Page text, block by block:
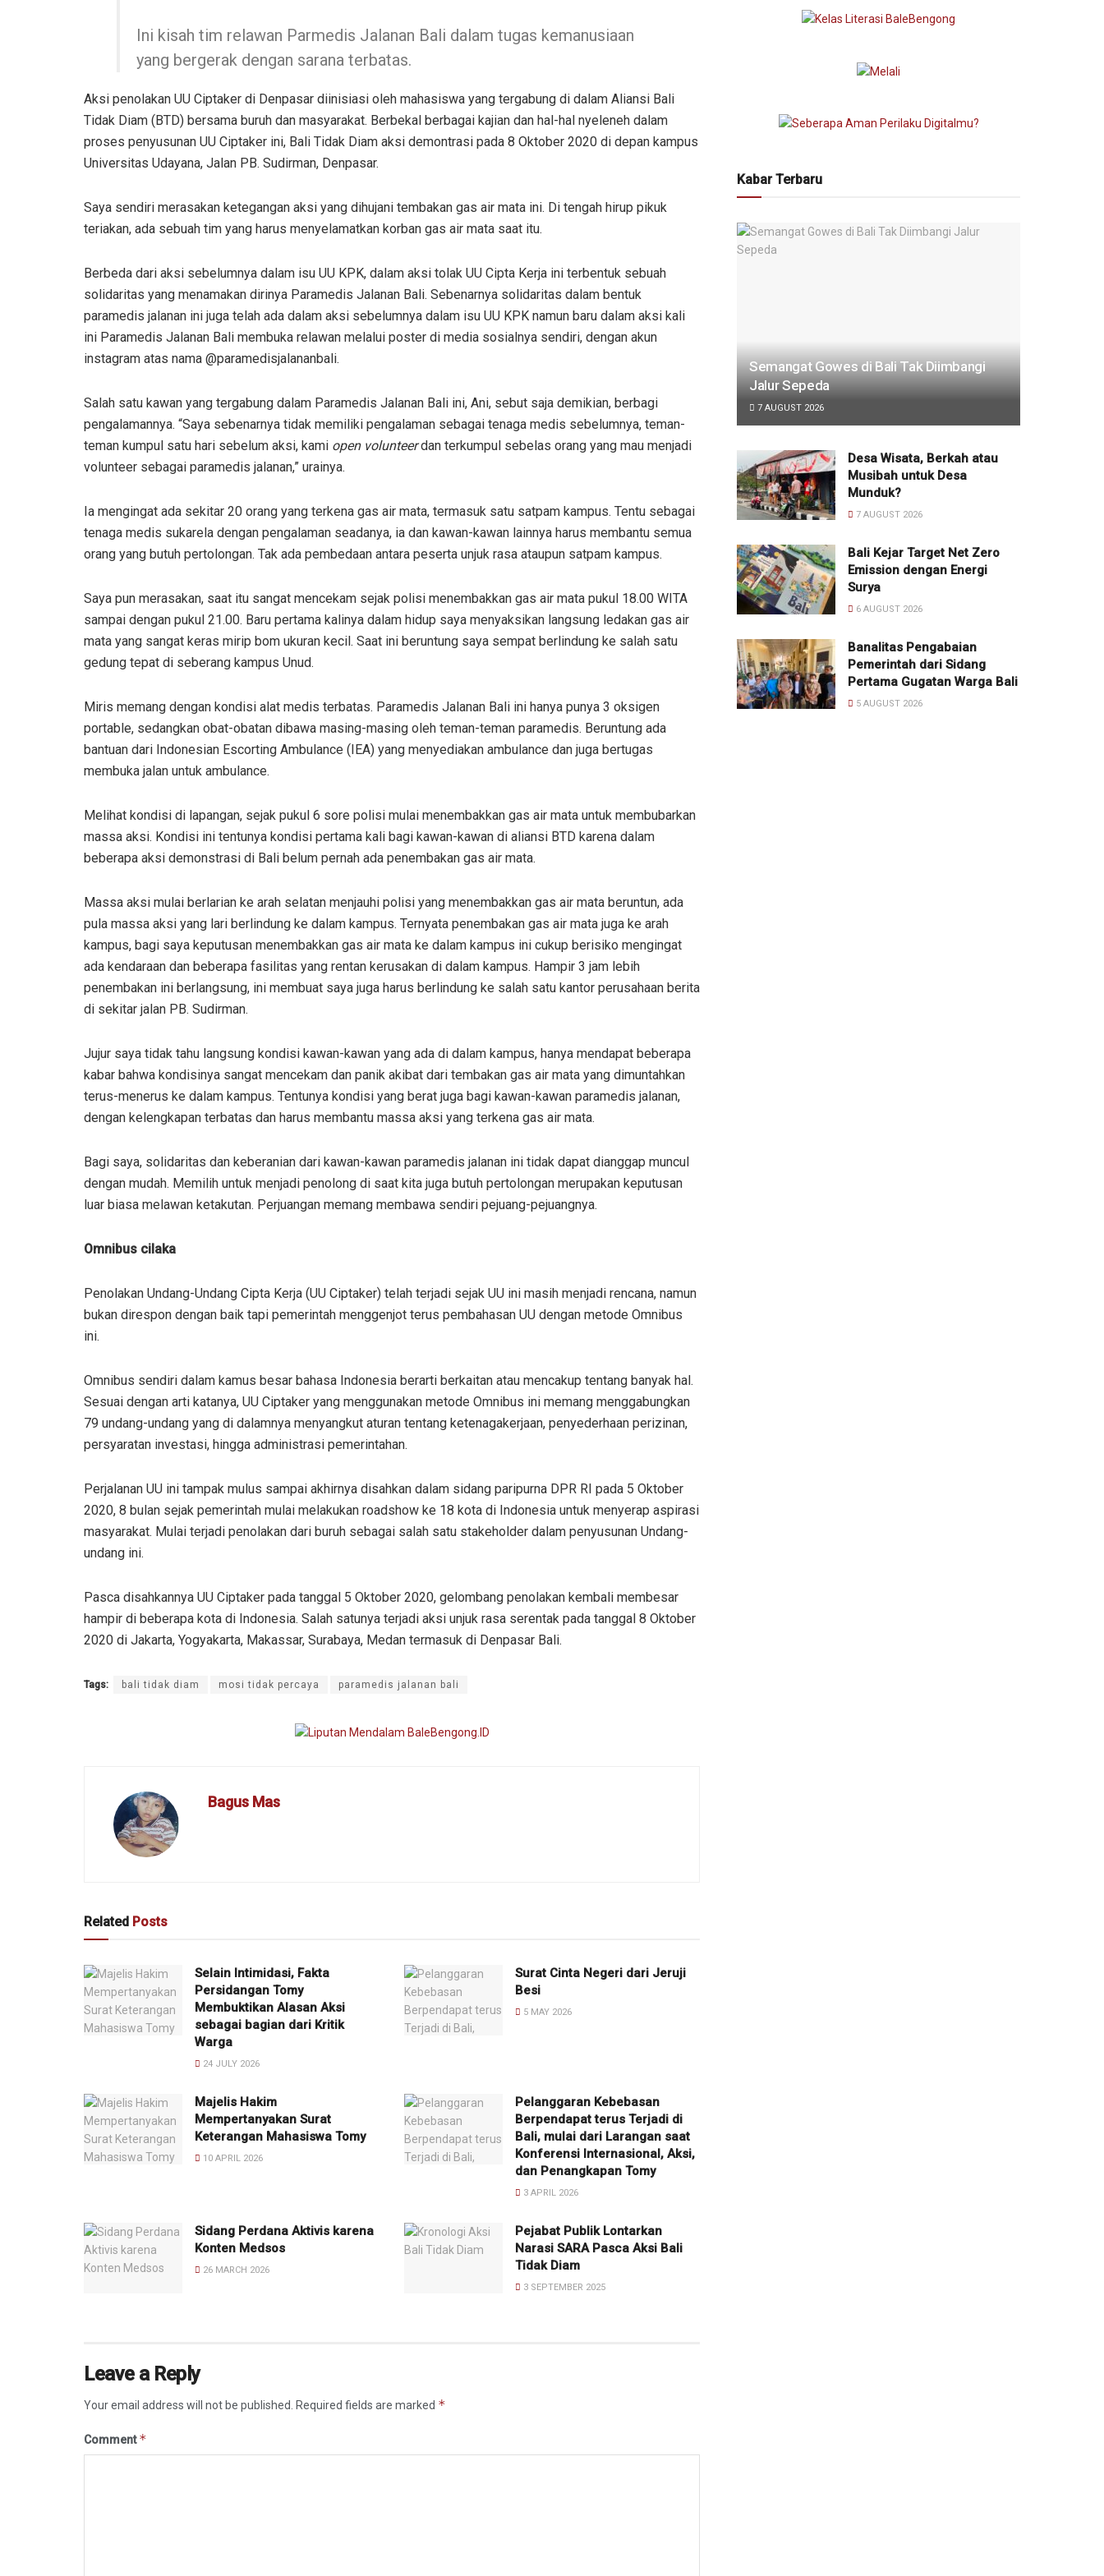
Ini kisah tim relawan Parmedis Jalanan Bali dalam tugas kemanusiaan
yang bergerak dengan sarana terbatas.
Aksi penolakan UU Ciptaker di Denpasar diinisiasi oleh mahasiswa yang tergabung di dalam Aliansi Bali
Tidak Diam (BTD) bersama buruh dan masyarakat. Berbekal berbagai kajian dan hal-hal nyeleneh dalam
proses penyusunan UU Ciptaker ini, Bali Tidak Diam aksi demontrasi pada 8 Oktober 2020 di depan kampus
Universitas Udayana, Jalan PB. Sudirman, Denpasar.
Saya sendiri merasakan ketegangan aksi yang dihujani tembakan gas air mata ini. Di tengah hirup pikuk
teriakan, ada sebuah tim yang harus menyelamatkan korban gas air mata saat itu.
Berbeda dari aksi sebelumnya dalam isu UU KPK, dalam aksi tolak UU Cipta Kerja ini terbentuk sebuah
solidaritas yang menamakan dirinya Paramedis Jalanan Bali. Sebenarnya solidaritas dalam bentuk
paramedis jalanan ini juga telah ada dalam aksi sebelumnya dalam isu UU KPK namun baru dalam aksi kali
ini Paramedis Jalanan Bali membuka relawan melalui poster di media sosialnya sendiri, dengan akun
instagram atas nama @paramedisjalananbali.
Salah satu kawan yang tergabung dalam Paramedis Jalanan Bali ini, Ani, sebut saja demikian, berbagi
pengalamannya. “Saya sebenarnya tidak memiliki pengalaman sebagai tenaga medis sebelumnya, teman-
teman kumpul satu hari sebelum aksi, kami open volunteerdan terkumpul sebelas orang yang mau menjadi
volunteer sebagai paramedis jalanan,” urainya.
Ia mengingat ada sekitar 20 orang yang terkena gas air mata, termasuk satu satpam kampus. Tentu sebagai
tenaga medis sukarela dengan pengalaman seadanya, ia dan kawan-kawan lainnya harus membantu semua
orang yang butuh pertolongan. Tak ada pembedaan antara peserta unjuk rasa ataupun satpam kampus.
Saya pun merasakan, saat itu sangat mencekam sejak polisi menembakkan gas air mata pukul 18.00 WITA
sampai dengan pukul 21.00. Baru pertama kalinya dalam hidup saya menyaksikan langsung ledakan gas air
mata yang sangat keras mirip bom ukuran kecil. Saat ini beruntung saya sempat berlindung ke salah satu
gedung tepat di seberang kampus Unud.
Miris memang dengan kondisi alat medis terbatas. Paramedis Jalanan Bali ini hanya punya 3 oksigen
portable, sedangkan obat-obatan dibawa masing-masing oleh teman-teman paramedis. Beruntung ada
bantuan dari Indonesian Escorting Ambulance (IEA) yang menyediakan ambulance dan juga bertugas
membuka jalan untuk ambulance.
Melihat kondisi di lapangan, sejak pukul 6 sore polisi mulai menembakkan gas air mata untuk membubarkan
massa aksi. Kondisi ini tentunya kondisi pertama kali bagi kawan-kawan di aliansi BTD karena dalam
beberapa aksi demonstrasi di Bali belum pernah ada penembakan gas air mata.
Massa aksi mulai berlarian ke arah selatan menjauhi polisi yang menembakkan gas air mata beruntun, ada
pula massa aksi yang lari berlindung ke dalam kampus. Ternyata penembakan gas air mata juga ke arah
kampus, bagi saya keputusan menembakkan gas air mata ke dalam kampus ini cukup berisiko mengingat
ada kendaraan dan beberapa fasilitas yang rentan kerusakan di dalam kampus. Hampir 3 jam lebih
penembakan ini berlangsung, ini membuat saya juga harus berlindung ke salah satu kantor perusahaan berita
di sekitar jalan PB. Sudirman.
Jujur saya tidak tahu langsung kondisi kawan-kawan yang ada di dalam kampus, hanya mendapat beberapa
kabar bahwa kondisinya sangat mencekam dan panik akibat dari tembakan gas air mata yang dimuntahkan
terus-menerus ke dalam kampus. Tentunya kondisi yang berat juga bagi kawan-kawan paramedis jalanan,
dengan kelengkapan terbatas dan harus membantu massa aksi yang terkena gas air mata.
Bagi saya, solidaritas dan keberanian dari kawan-kawan paramedis jalanan ini tidak dapat dianggap muncul
dengan mudah. Memilih untuk menjadi penolong di saat kita juga butuh pertolongan merupakan keputusan
luar biasa melawan ketakutan. Perjuangan memang membawa sendiri pejuang-pejuangnya.
Omnibus cilaka
Penolakan Undang-Undang Cipta Kerja (UU Ciptaker) telah terjadi sejak UU ini masih menjadi rencana, namun
bukan direspon dengan baik tapi pemerintah menggenjot terus pembahasan UU dengan metode Omnibus
ini.
Omnibus sendiri dalam kamus besar bahasa Indonesia berarti berkaitan atau mencakup tentang banyak hal.
Sesuai dengan arti katanya, UU Ciptaker yang menggunakan metode Omnibus ini memang menggabungkan
79 undang-undang yang di dalamnya menyangkut aturan tentang ketenagakerjaan, penyederhaan perizinan,
persyaratan investasi, hingga administrasi pemerintahan.
Perjalanan UU ini tampak mulus sampai akhirnya disahkan dalam sidang paripurna DPR RI pada 5 Oktober
2020, 8 bulan sejak pemerintah mulai melakukan roadshow ke 18 kota di Indonesia untuk menyerap aspirasi
masyarakat. Mulai terjadi penolakan dari buruh sebagai salah satu stakeholder dalam penyusunan Undang-
undang ini.
Pasca disahkannya UU Ciptaker pada tanggal 5 Oktober 2020, gelombang penolakan kembali membesar
hampir di beberapa kota di Indonesia. Salah satunya terjadi aksi unjuk rasa serentak pada tanggal 8 Oktober
2020 di Jakarta, Yogyakarta, Makassar, Surabaya, Medan termasuk di Denpasar Bali.
Tags: bali tidak diam mosi tidak percaya paramedis jalanan bali
Bagus Mas
Related Posts
Selain Intimidasi, Fakta
Persidangan Tomy
Membuktikan Alasan Aksi
sebagai bagian dari Kritik
Warga
24 JULY 2026
Surat Cinta Negeri dari Jeruji
Besi
5 MAY 2026
Majelis Hakim
Mempertanyakan Surat
Keterangan Mahasiswa Tomy
10 APRIL 2026
Pelanggaran Kebebasan
Berpendapat terus Terjadi di
Bali, mulai dari Larangan saat
Konferensi Internasional, Aksi,
dan Penangkapan Tomy
3 APRIL 2026
Sidang Perdana Aktivis karena
Konten Medsos
26 MARCH 2026
Pejabat Publik Lontarkan
Narasi SARA Pasca Aksi Bali
Tidak Diam
3 SEPTEMBER 2025
Leave a Reply
Your email address will not be published. Required fields are marked *
Comment*
Kabar Terbaru
Semangat Gowes di Bali Tak Diimbangi
Jalur Sepeda
7 AUGUST 2026
Desa Wisata, Berkah atau
Musibah untuk Desa
Munduk?
7 AUGUST 2026
Bali Kejar Target Net Zero
Emission dengan Energi
Surya
6 AUGUST 2026
Banalitas Pengabaian
Pemerintah dari Sidang
Pertama Gugatan Warga Bali
5 AUGUST 2026